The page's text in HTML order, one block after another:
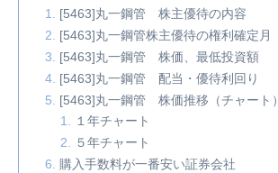
[5463]丸一鋼管 株主優待の内容
[5463]丸一鋼管株主優待の権利確定月
[5463]丸一鋼管 株価、最低投資額
[5463]丸一鋼管 配当・優待利回り
[5463]丸一鋼管 株価推移（チャート）
１年チャート
５年チャート
購入手数料が一番安い証券会社